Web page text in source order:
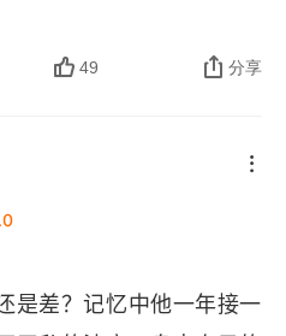
斯拉夫地区共青团区委书
铁是怎样炼成的》，193
员；次年被苏联政府授予
，32 岁英年早逝。这本
传，中国人大多耳熟能
时候是先看的是连环画，
49 分享
是差？记忆中他一年接一